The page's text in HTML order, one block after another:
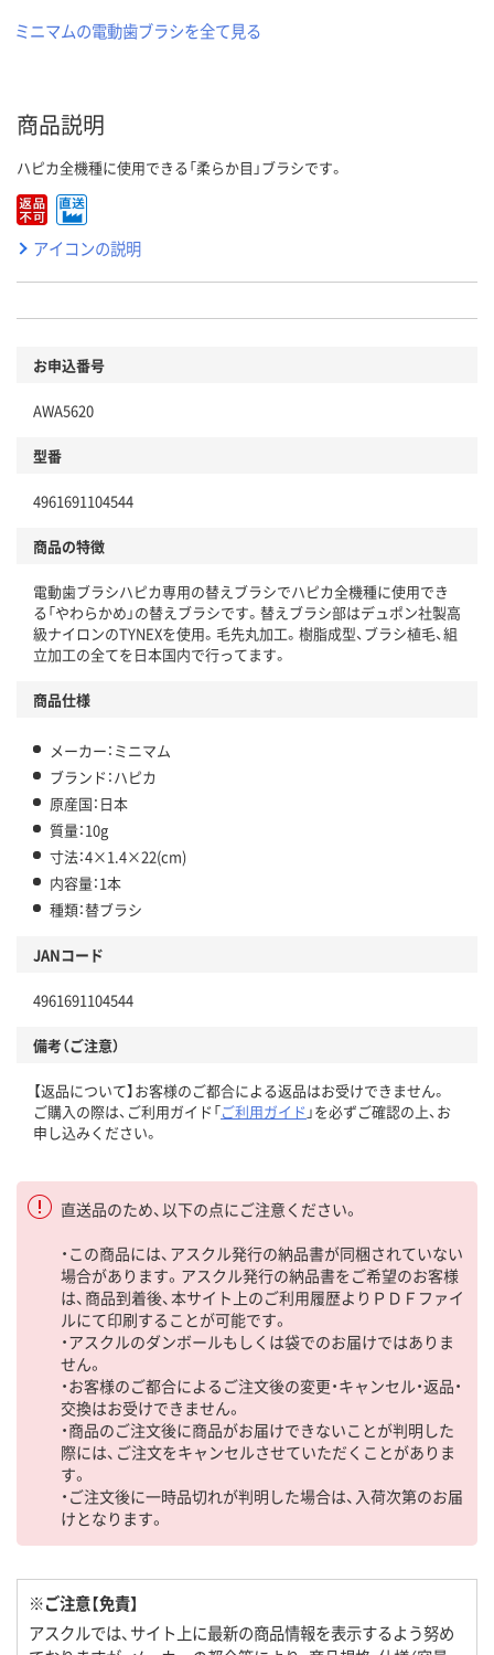
ミニマムの電動歯ブラシを全て見る
商品説明
ハピカ全機種に使用できる「柔らか目」ブラシです。
アイコンの説明
お申込番号
AWA5620
型番
4961691104544
商品の特徴
電動歯ブラシハピカ専用の替えブラシでハピカ全機種に使用でき
る「やわらかめ」の替えブラシです。替えブラシ部はデュポン社製高
級ナイロンのTYNEXを使用。毛先丸加工。樹脂成型、ブラシ植毛、組
立加工の全てを日本国内で行ってます。
商品仕様
メーカー：ミニマム
ブランド：ハピカ
原産国：日本
質量：10g
寸法：4×1.4×22(cm)
内容量：1本
種類：替ブラシ
JANコード
4961691104544
備考（ご注意）
【返品について】お客様のご都合による返品はお受けできません。
ご購入の際は、ご利用ガイド「ご利用ガイド 」を必ずご確認の上、お
申し込みください。
直送品のため、以下の点にご注意ください。
・この商品には、アスクル発行の納品書が同梱されていない
場合があります。アスクル発行の納品書をご希望のお客様
は、商品到着後、本サイト上のご利用履歴よりＰＤＦファイ
ルにて印刷することが可能です。
・アスクルのダンボールもしくは袋でのお届けではありま
せん。
・お客様のご都合によるご注文後の変更・キャンセル・返品・
交換はお受けできません。
・商品のご注文後に商品がお届けできないことが判明した
際には、ご注文をキャンセルさせていただくことがありま
す。
・ご注文後に一時品切れが判明した場合は、入荷次第のお届
けとなります。
※ご注意【免責】
アスクルでは、サイト上に最新の商品情報を表示するよう努め